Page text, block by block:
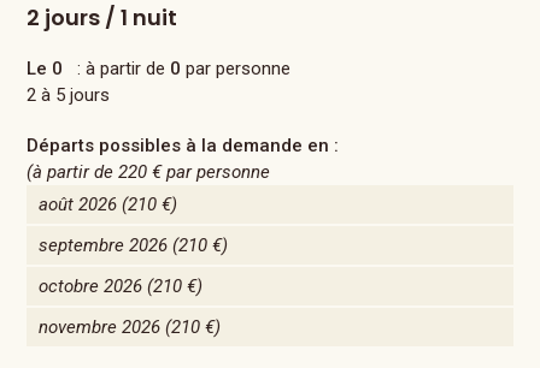
2 jours / 1 nuit
Le 0 : à partir de 0 par personne
2 à 5 jours
Départs possibles à la demande en :
(à partir de220 €par personne
août 2026 (210 €)
septembre 2026 (210 €)
octobre 2026 (210 €)
novembre 2026 (210 €)